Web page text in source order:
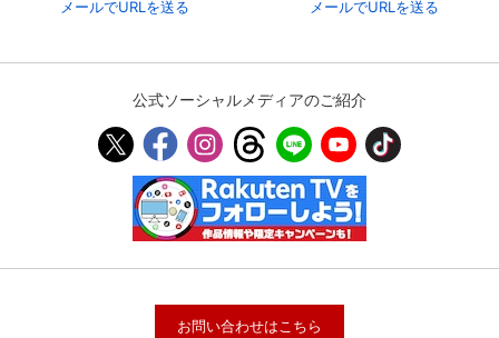
メールでURLを送る メールでURLを送る
公式ソーシャルメディアのご紹介
お問い合わせはこちら